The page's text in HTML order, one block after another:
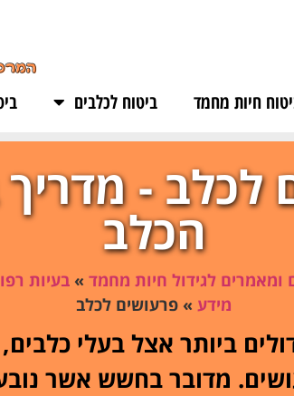
חיות מחמד ביטוח לכלבים
לכלב - מדריך
הכלב
ומאמרים לגידול חיות מחמד» בעיות
מידע» פרעושים לכלב
ביותר אצל בעלי
מדובר בחשש אשר